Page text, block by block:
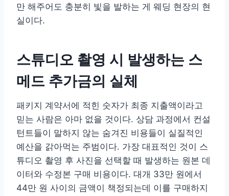
만 해주어도 충분히 빛을 발하는 게 웨딩 현장의 현
실이다.
스튜디오 촬영 시 발생하는 스
메드 추가금의 실체
패키지 계약서에 적힌 숫자가 최종 지출액이라고
믿는 사람은 아마 없을 것이다. 상담 과정에서 컨설
턴트들이 말하지 않는 숨겨진 비용들이 실질적인
예산을 갉아먹는 주범이다. 가장 대표적인 것이 스
튜디오 촬영 후 사진을 선택할 때 발생하는 원본 데
이터와 수정본 구매 비용이다. 대개 33만 원에서
44만 원 사이의 금액이 책정되는데 이를 구매하지